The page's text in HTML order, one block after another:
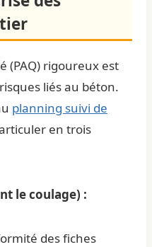
(PAQ) rigoureux est
liés au béton.
planning suivi de
en trois
le coulage) :
des fiches